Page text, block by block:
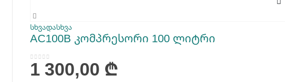
სხვადასხვა
AC100B კომპრესორი 100 ლიტრი
0out of 5
1 300,00 ₾